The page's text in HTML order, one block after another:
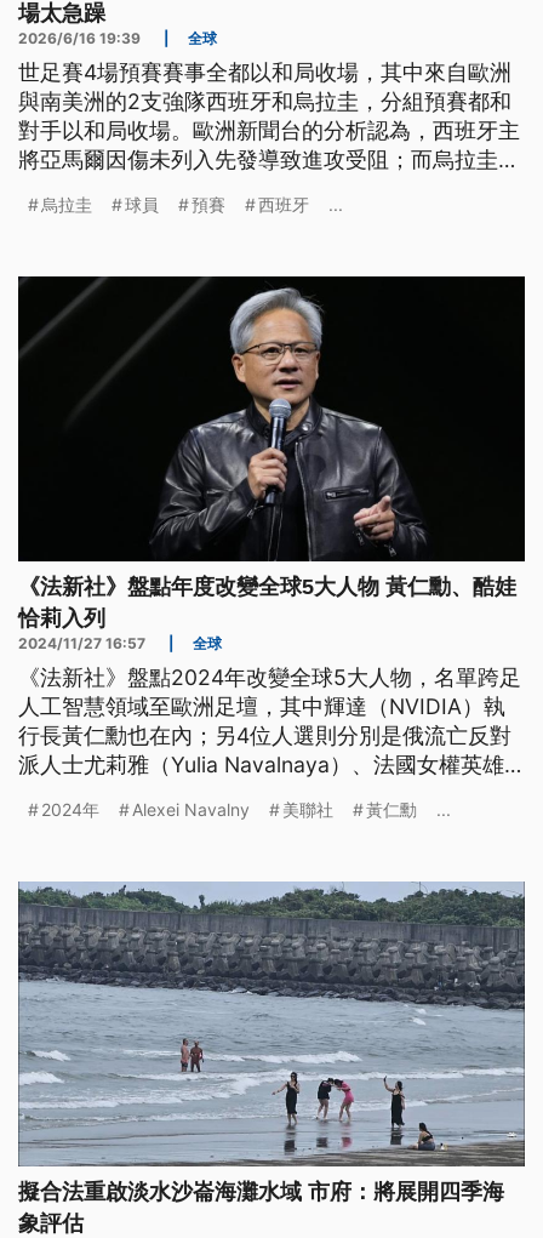
場太急躁
2026/6/16 19:39 全球
世足賽4場預賽賽事全都以和局收場，其中來自歐洲
與南美洲的2支強隊西班牙和烏拉圭，分組預賽都和
對手以和局收場。歐洲新聞台的分析認為，西班牙主
將亞馬爾因傷未列入先發導致進攻受阻；而烏拉圭球
烏拉圭 球員 預賽 西班牙 ...
《法新社》盤點年度改變全球5大人物 黃仁勳、酷娃
恰莉入列
2024/11/27 16:57 全球
《法新社》盤點2024年改變全球5大人物，名單跨足
人工智慧領域至歐洲足壇，其中輝達（NVIDIA）執
行長黃仁勳也在內；另4位人選則分別是俄流亡反對
派人士尤莉雅（Yulia Navalnaya）、法國女權英雄
（Lamine Yamal）、英國歌手酷娃恰莉（Charli
2024年 Alexei Navalny 美聯社 黃仁勳 ...
擬合法重啟淡水沙崙海灘水域 市府：將展開四季海
象評估